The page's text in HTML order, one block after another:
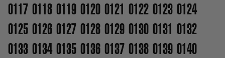
0117 0118 0119 0120 0121 0122 0123 0124
0125 0126 0127 0128 0129 0130 0131 0132
0133 0134 0135 0136 0137 0138 0139 0140